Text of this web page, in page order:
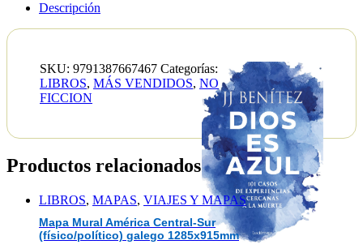
Descripción
SKU: 9791387667467 Categorías:
LIBROS, MÁS VENDIDOS, NO
FICCION
Productos relacionados
LIBROS, MAPAS, VIAJES Y MAPAS
Mapa Mural América Central-Sur
(físico/político) galego 1285x915mm